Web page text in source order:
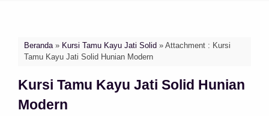
Beranda» Kursi Tamu Kayu Jati Solid » Attachment : Kursi
Tamu Kayu Jati Solid Hunian Modern
Kursi Tamu Kayu Jati Solid Hunian
Modern